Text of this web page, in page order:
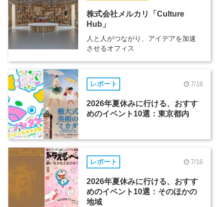
株式会社メルカリ「Culture
Hub」
人と人がつながり、アイデアを加速
させるオフィス
レポート 7/16
2026年夏休みに行ける、おすす
めのイベント10選：東京都内
レポート 7/16
2026年夏休みに行ける、おすす
めのイベント10選：そのほかの
地域